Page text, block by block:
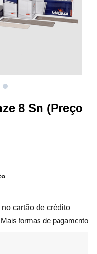
8 Sn (Preço
cartão de crédito
Mais formas de pagamento